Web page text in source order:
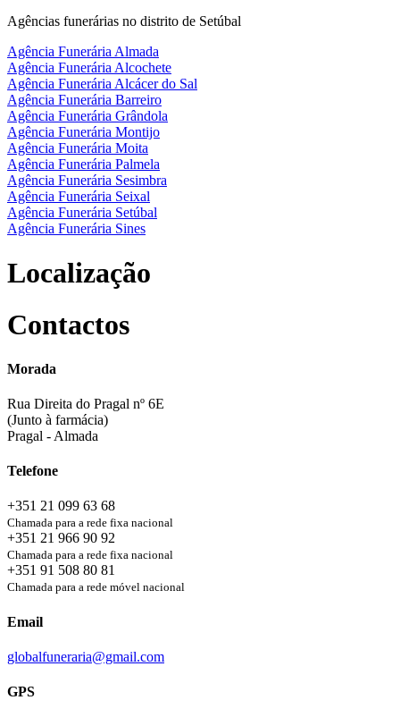
Agências funerárias no distrito de Setúbal
Agência Funerária Almada
Agência Funerária Alcochete
Agência Funerária Alcácer do Sal
Agência Funerária Barreiro
Agência Funerária Grândola
Agência Funerária Montijo
Agência Funerária Moita
Agência Funerária Palmela
Agência Funerária Sesimbra
Agência Funerária Seixal
Agência Funerária Setúbal
Agência Funerária Sines
Localização
Contactos
Morada
Rua Direita do Pragal nº 6E
(Junto à farmácia)
Pragal - Almada
Telefone
+351 21 099 63 68
Chamada para a rede fixa nacional
+351 21 966 90 92
Chamada para a rede fixa nacional
+351 91 508 80 81
Chamada para a rede móvel nacional
Email
globalfuneraria@gmail.com
GPS